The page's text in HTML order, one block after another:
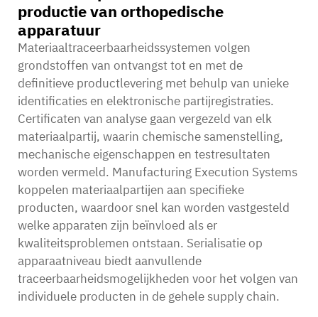
productie van orthopedische
apparatuur
Materiaaltraceerbaarheidssystemen volgen
grondstoffen van ontvangst tot en met de
definitieve productlevering met behulp van unieke
identificaties en elektronische partijregistraties.
Certificaten van analyse gaan vergezeld van elk
materiaalpartij, waarin chemische samenstelling,
mechanische eigenschappen en testresultaten
worden vermeld. Manufacturing Execution Systems
koppelen materiaalpartijen aan specifieke
producten, waardoor snel kan worden vastgesteld
welke apparaten zijn beïnvloed als er
kwaliteitsproblemen ontstaan. Serialisatie op
apparaatniveau biedt aanvullende
traceerbaarheidsmogelijkheden voor het volgen van
individuele producten in de gehele supply chain.